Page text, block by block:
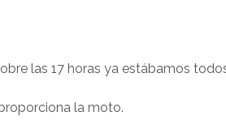
las 17 horas ya estábamos
la moto.